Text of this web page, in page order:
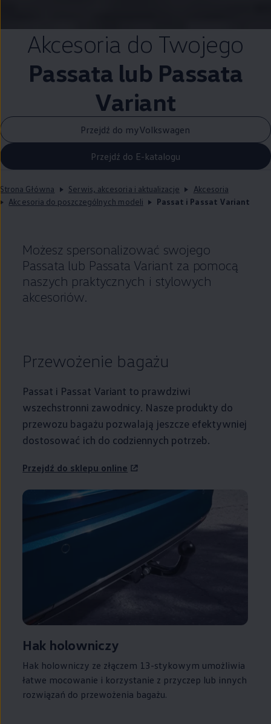
Akcesoria do Twojego
Passata lub Passata
Variant
Przejdź do myVolkswagen
Przejdź do E-katalogu
Strona Główna Serwis, akcesoria i aktualizacje
Akcesoria
Akcesoria do poszczególnych modeli
Passat i Passat Variant
Możesz spersonalizować swojego
Passata lub Passata Variant za pomocą
naszych praktycznych i stylowych
akcesoriów.
Przewożenie bagażu
Passat i Passat Variant to prawdziwi
wszechstronni zawodnicy. Nasze produkty do
przewozu bagażu pozwalają jeszcze efektywniej
dostosować ich do codziennych potrzeb.
Przejdź do sklepu online
Hak holowniczy
Hak holowniczy ze złączem 13-stykowym umożliwia
łatwe mocowanie i korzystanie z przyczep lub innych
rozwiązań do przewożenia bagażu.